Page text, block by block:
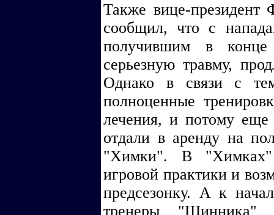
Также вице-
сообщил, что с
получившим в конце
серьезную травму,
Однако в связи с
полноценные
лечения, и потому еще
отдали в аренду на
"Химки". В "Химках"
игровой практики и
предсезонку. А к
тренеры "Шинника"